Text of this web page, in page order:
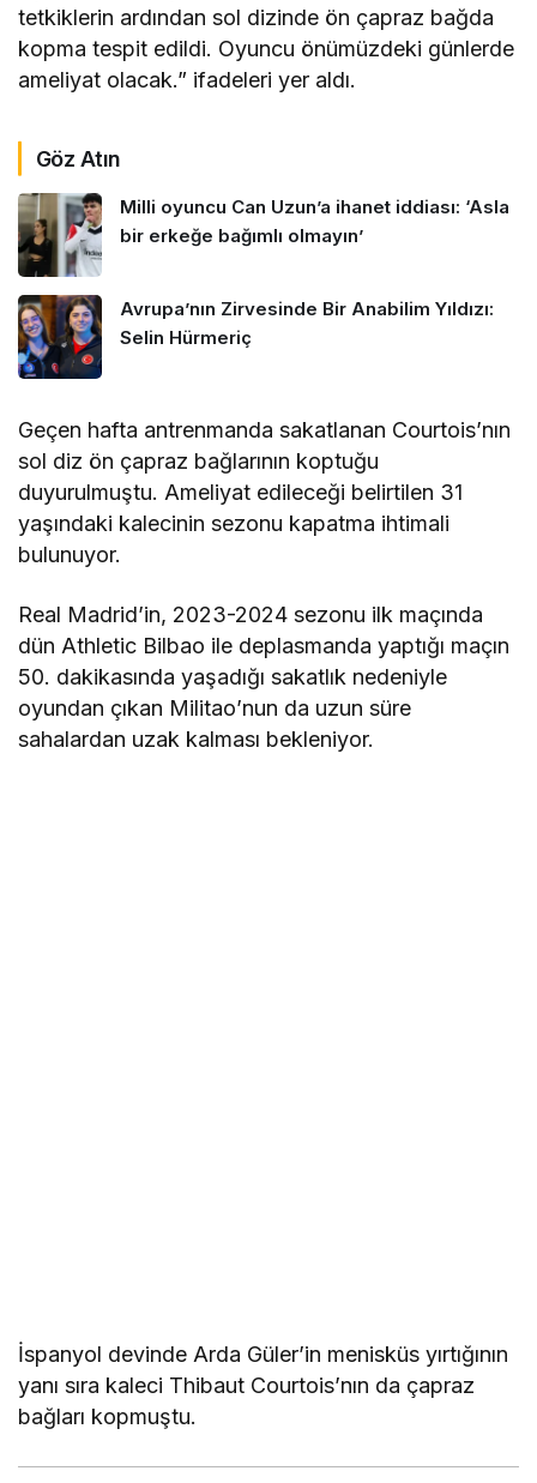
tetkiklerin ardından sol dizinde ön çapraz bağda
kopma tespit edildi. Oyuncu önümüzdeki günlerde
ameliyat olacak.” ifadeleri yer aldı.
Göz Atın
Milli oyuncu Can Uzun’a ihanet iddiası: ‘Asla
bir erkeğe bağımlı olmayın’
Avrupa’nın Zirvesinde Bir Anabilim Yıldızı:
Selin Hürmeriç
Geçen hafta antrenmanda sakatlanan Courtois’nın
sol diz ön çapraz bağlarının koptuğu
duyurulmuştu. Ameliyat edileceği belirtilen 31
yaşındaki kalecinin sezonu kapatma ihtimali
bulunuyor.
Real Madrid’in, 2023-2024 sezonu ilk maçında
dün Athletic Bilbao ile deplasmanda yaptığı maçın
50. dakikasında yaşadığı sakatlık nedeniyle
oyundan çıkan Militao’nun da uzun süre
sahalardan uzak kalması bekleniyor.
İspanyol devinde Arda Güler’in menisküs yırtığının
yanı sıra kaleci Thibaut Courtois’nın da çapraz
bağları kopmuştu.